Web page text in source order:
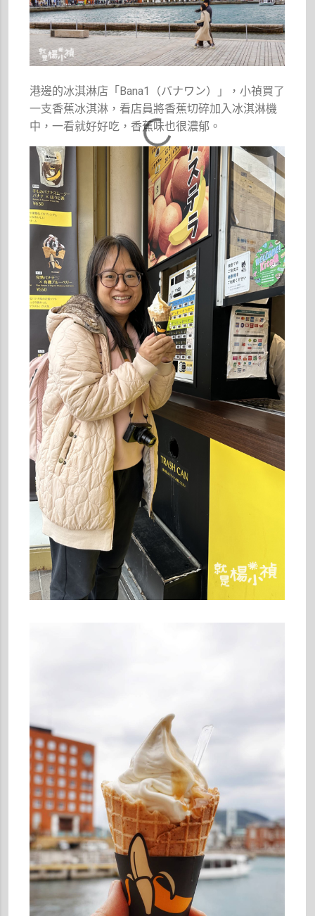
港邊的冰淇淋店「Bana1（バナワン）」，小禎買了
一支香蕉冰淇淋，看店員將香蕉切碎加入冰淇淋機
中，一看就好好吃，香蕉味也很濃郁。